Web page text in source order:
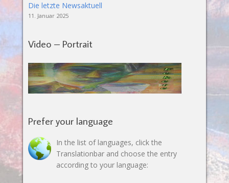
Die letzte Newsaktuell
11. Januar 2025
Video – Portrait
Prefer your language
In the list of languages, click the
Translationbar and choose the entry
according to your language: